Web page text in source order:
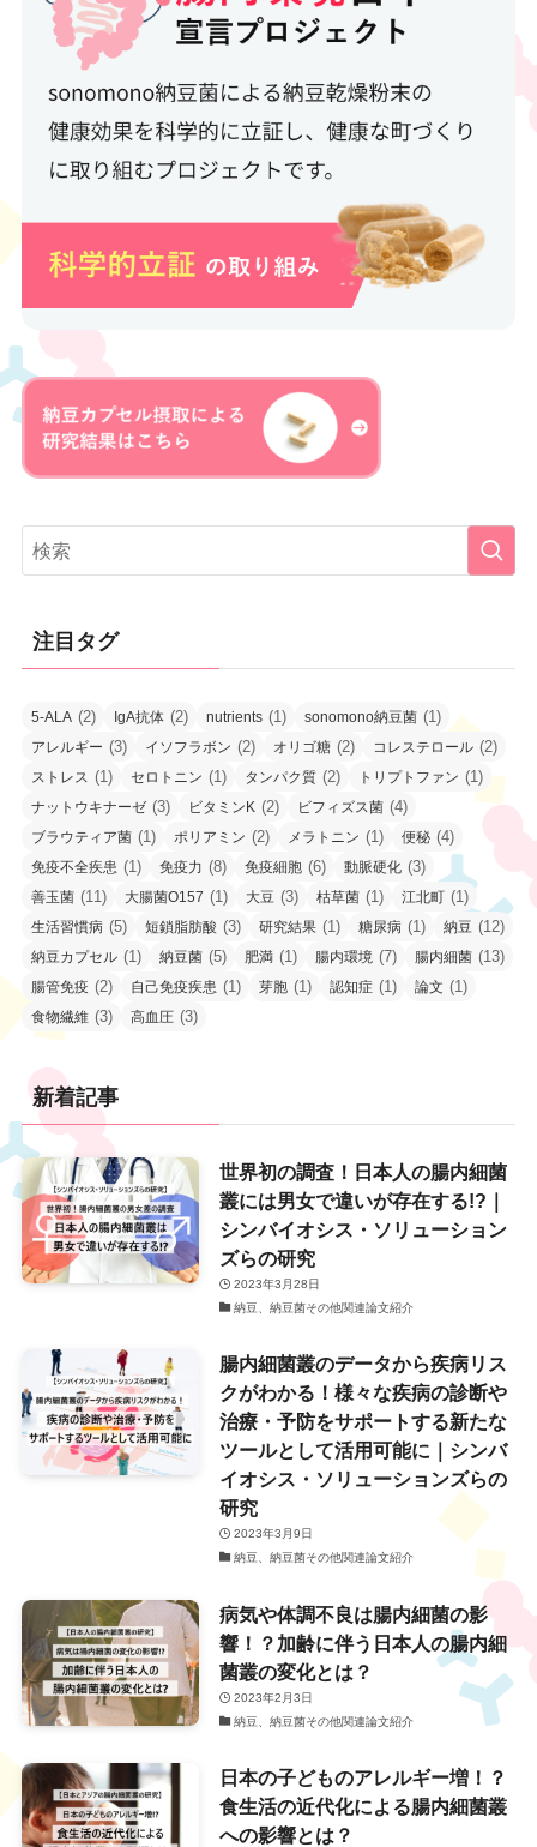
注目タグ
5-ALA (2) IgA抗体 (2) nutrients (1) sonomono納豆菌 (1)
アレルギー (3) イソフラボン (2) オリゴ糖 (2) コレステロール (2)
ストレス (1) セロトニン (1) タンパク質 (2) トリプトファン (1)
ナットウキナーゼ (3) ビタミンK (2) ビフィズス菌 (4)
ブラウティア菌 (1) ポリアミン (2) メラトニン (1) 便秘 (4)
免疫不全疾患 (1) 免疫力 (8) 免疫細胞 (6) 動脈硬化 (3)
善玉菌 (11) 大腸菌O157 (1) 大豆 (3) 枯草菌 (1) 江北町 (1)
生活習慣病 (5) 短鎖脂肪酸 (3) 研究結果 (1) 糖尿病 (1) 納豆 (12)
納豆カプセル (1) 納豆菌 (5) 肥満 (1) 腸内環境 (7) 腸内細菌 (13)
腸管免疫 (2) 自己免疫疾患 (1) 芽胞 (1) 認知症 (1) 論文 (1)
食物繊維 (3) 高血圧 (3)
新着記事
世界初の調査！日本人の腸内細菌
叢には男女で違いが存在する!?｜
シンバイオシス・ソリューション
ズらの研究
2023年3月28日
納豆、納豆菌その他関連論文紹介
腸内細菌叢のデータから疾病リス
クがわかる！様々な疾病の診断や
治療・予防をサポートする新たな
ツールとして活用可能に｜シンバ
イオシス・ソリューションズらの
研究
2023年3月9日
納豆、納豆菌その他関連論文紹介
病気や体調不良は腸内細菌の影
響！？加齢に伴う日本人の腸内細
菌叢の変化とは？
2023年2月3日
納豆、納豆菌その他関連論文紹介
日本の子どものアレルギー増！？
食生活の近代化による腸内細菌叢
への影響とは？